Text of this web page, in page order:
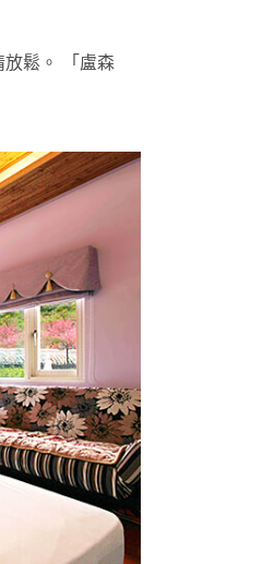
鬆。 「盧森